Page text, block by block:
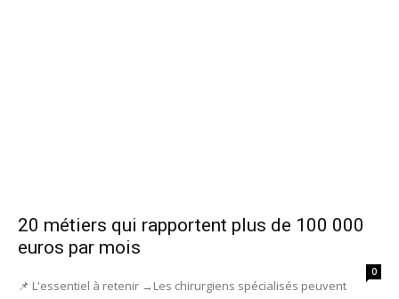
20 métiers qui rapportent plus de 100 000
euros par mois
0
📌 L'essentiel à retenir →Les chirurgiens spécialisés peuvent